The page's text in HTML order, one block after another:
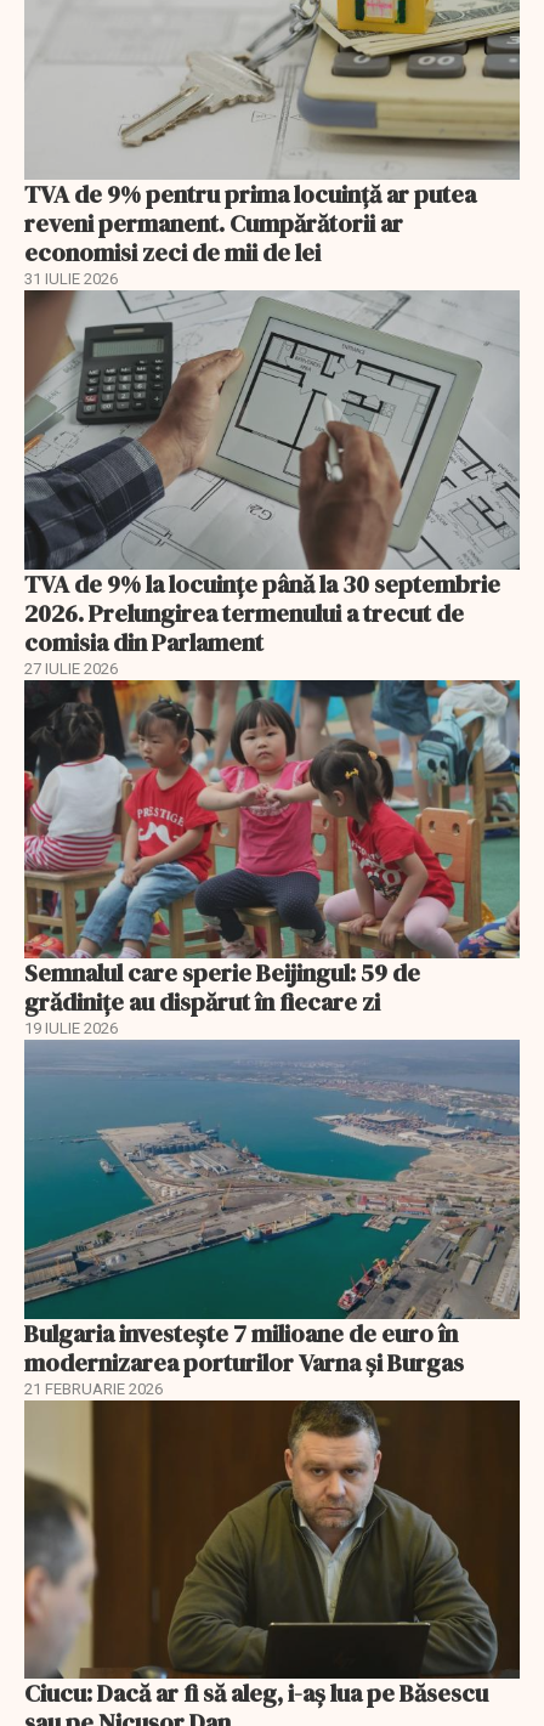
TVA de 9% pentru prima locuință ar putea
reveni permanent. Cumpărătorii ar
economisi zeci de mii de lei
31 IULIE 2026
TVA de 9% la locuințe până la 30 septembrie
2026. Prelungirea termenului a trecut de
comisia din Parlament
27 IULIE 2026
Semnalul care sperie Beijingul: 59 de
grădinițe au dispărut în fiecare zi
19 IULIE 2026
Bulgaria investește 7 milioane de euro în
modernizarea porturilor Varna și Burgas
21 FEBRUARIE 2026
Ciucu: Dacă ar fi să aleg, i-aș lua pe Băsescu